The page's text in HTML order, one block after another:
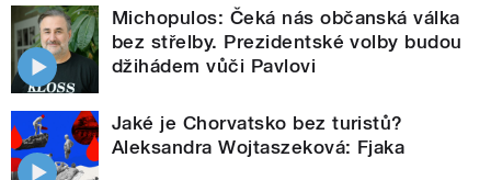
Michopulos: Čeká nás občanská válka
bez střelby. Prezidentské volby budou
džihádem vůči Pavlovi
Jaké je Chorvatsko bez turistů?
Aleksandra Wojtaszeková: Fjaka